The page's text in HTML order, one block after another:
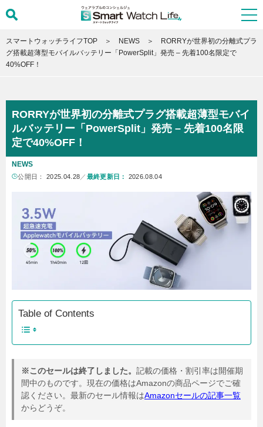
スマートウォッチライフTOP NEWS
RORRYが世界初の分離式プラ
グ搭載超薄型モバイルバッテリー「PowerSplit」発売 – 先着100名限定で
40%OFF！
RORRYが世界初の分離式プラグ搭載超薄型モバイ
ルバッテリー「PowerSplit」発売 – 先着100名限
定で40%OFF！
NEWS
公開日： 2025.04.28 ／ 最終更新日： 2026.08.04
Table of Contents
※このセールは終了しました。 記載の価格・割引率は開催期
間中のものです。現在の価格はAmazonの商品ページでご確
認ください。最新のセール情報はAmazonセールの記事一覧
からどうぞ。